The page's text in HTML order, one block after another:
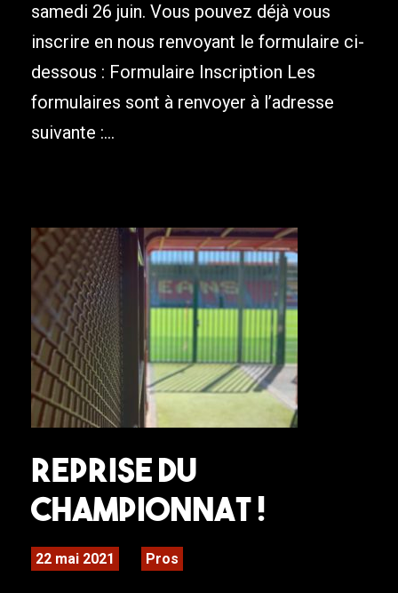
samedi 26 juin. Vous pouvez déjà vous
inscrire en nous renvoyant le formulaire ci-
dessous : Formulaire Inscription Les
formulaires sont à renvoyer à l’adresse
suivante :...
Reprise du
Championnat !
22 mai 2021 Pros